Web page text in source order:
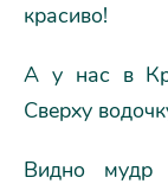
красиво!
А у нас в
Сверху
Видно мудр